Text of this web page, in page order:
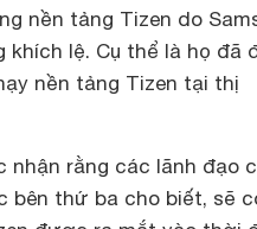
nền tảng Tizen do
lệ. Cụ thể là họ đã
nền tảng Tizen tại thị
nhận rằng các lãnh đạo
bên thứ ba cho biết, sẽ